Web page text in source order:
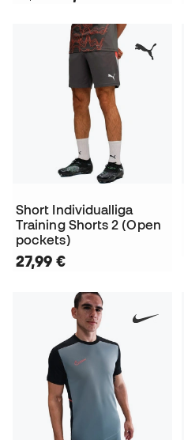
Short Individualliga
Training Shorts 2 (Open
pockets)
27,99 €